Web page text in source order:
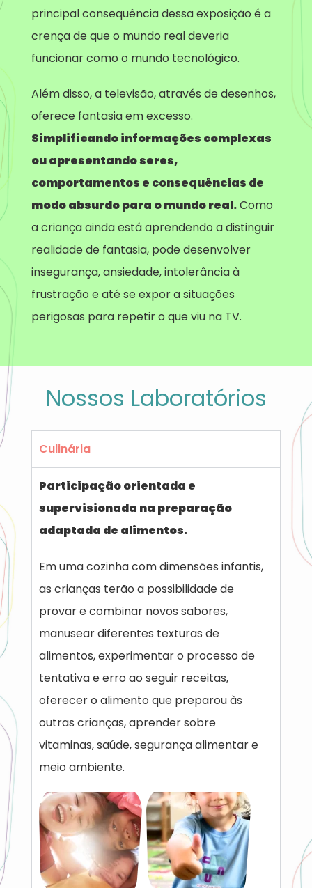
principal consequência dessa exposição é a
crença de que o mundo real deveria
funcionar como o mundo tecnológico.
Além disso, a televisão, através de desenhos,
oferece fantasia em excesso.
Simplificando informações complexas
ou apresentando seres,
comportamentos e consequências de
modo absurdo para o mundo real.Como
a criança ainda está aprendendo a distinguir
realidade de fantasia, pode desenvolver
insegurança, ansiedade, intolerância à
frustração e até se expor a situações
perigosas para repetir o que viu na TV.
Nossos Laboratórios
Culinária
Participação orientada e
supervisionada na preparação
adaptada de alimentos.
Em uma cozinha com dimensões infantis,
as crianças terão a possibilidade de
provar e combinar novos sabores,
manusear diferentes texturas de
alimentos, experimentar o processo de
tentativa e erro ao seguir receitas,
oferecer o alimento que preparou às
outras crianças, aprender sobre
vitaminas, saúde, segurança alimentar e
meio ambiente.